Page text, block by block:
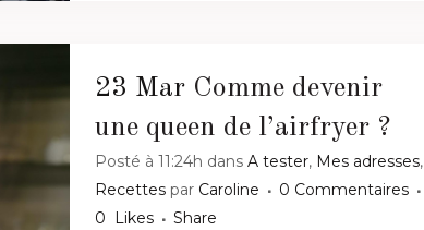
23 Mar Comme devenir
une queen de l’airfryer ?
Posté à 11:24h dans A tester, Mes adresses,
Recettes par Caroline
0 Commentaires
0
Likes Share